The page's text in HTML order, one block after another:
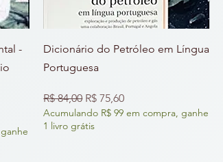
-
Dicionário do Petróleo em Língua
Portuguesa
Preço normal
R$ 84,00 Preço promocional
R$ 75,60
Acumulando R$ 99 em compra, ganhe
1 livro grátis